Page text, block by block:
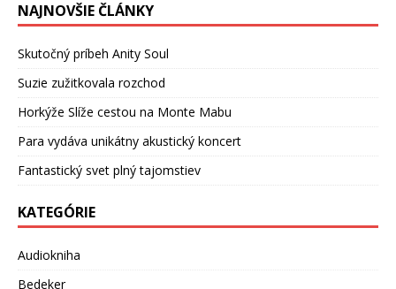
NAJNOVŠIE ČLÁNKY
Skutočný príbeh Anity Soul
Suzie zužitkovala rozchod
Horkýže Slíže cestou na Monte Mabu
Para vydáva unikátny akustický koncert
Fantastický svet plný tajomstiev
KATEGÓRIE
Audiokniha
Bedeker